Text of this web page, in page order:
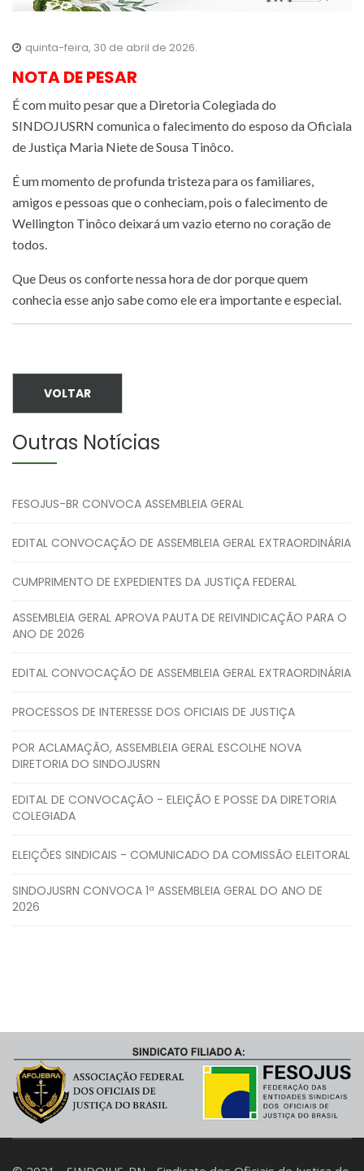
quinta-feira, 30 de abril de 2026.
NOTA DE PESAR
É com muito pesar que a Diretoria Colegiada do
SINDOJUSRN comunica o falecimento do esposo da Oficiala
de Justiça Maria Niete de Sousa Tinôco.
É um momento de profunda tristeza para os familiares,
amigos e pessoas que o conheciam, pois o falecimento de
Wellington Tinôco deixará um vazio eterno no coração de
todos.
Que Deus os conforte nessa hora de dor porque quem
conhecia esse anjo sabe como ele era importante e especial.
VOLTAR
Outras Notícias
FESOJUS-BR CONVOCA ASSEMBLEIA GERAL
EDITAL CONVOCAÇÃO DE ASSEMBLEIA GERAL EXTRAORDINÁRIA
CUMPRIMENTO DE EXPEDIENTES DA JUSTIÇA FEDERAL
ASSEMBLEIA GERAL APROVA PAUTA DE REIVINDICAÇÃO PARA O
ANO DE 2026
EDITAL CONVOCAÇÃO DE ASSEMBLEIA GERAL EXTRAORDINÁRIA
PROCESSOS DE INTERESSE DOS OFICIAIS DE JUSTIÇA
POR ACLAMAÇÃO, ASSEMBLEIA GERAL ESCOLHE NOVA
DIRETORIA DO SINDOJUSRN
EDITAL DE CONVOCAÇÃO - ELEIÇÃO E POSSE DA DIRETORIA
COLEGIADA
ELEIÇÕES SINDICAIS - COMUNICADO DA COMISSÃO ELEITORAL
SINDOJUSRN CONVOCA 1ª ASSEMBLEIA GERAL DO ANO DE
2026